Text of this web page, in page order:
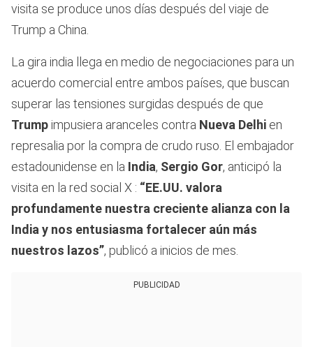
visita se produce unos días después del viaje de
Trump a China.
La gira india llega en medio de negociaciones para un
acuerdo comercial entre ambos países, que buscan
superar las tensiones surgidas después de que
Trump impusiera aranceles contra Nueva Delhi en
represalia por la compra de crudo ruso. El embajador
estadounidense en la India, Sergio Gor, anticipó la
visita en la red social X : “EE.UU. valora
profundamente nuestra creciente alianza con la
India y nos entusiasma fortalecer aún más
nuestros lazos”, publicó a inicios de mes.
PUBLICIDAD